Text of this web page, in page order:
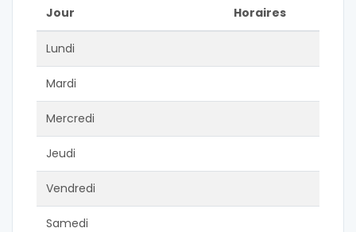
Jour
Horaires
Lundi
Mardi
Mercredi
Jeudi
Vendredi
Samedi